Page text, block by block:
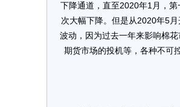
下降通道，直至2020年1月，
次大幅下降。但是从2020年5
波动，因为过去一年来影响棉
期货市场的投机等，各种不可